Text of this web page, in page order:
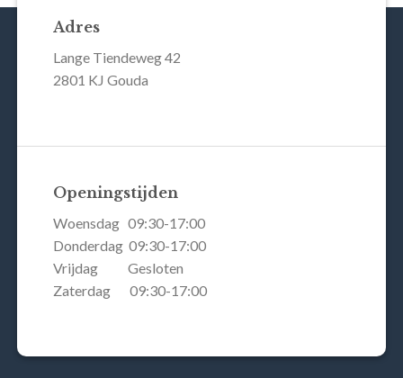
Adres
Lange Tiendeweg 42
2801 KJ Gouda
Openingstijden
Woensdag 09:30-17:00
Donderdag 09:30-17:00
Vrijdag Gesloten
Zaterdag 09:30-17:00